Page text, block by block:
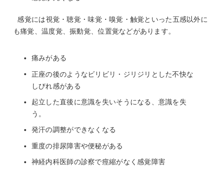
感覚には視覚・聴覚・味覚・嗅覚・触覚といった五感以外に
も痛覚、温度覚、振動覚、位置覚などがあります。
痛みがある
正座の後のようなビリビリ・ジリジリとした不快な
しびれ感がある
起立した直後に意識を失いそうになる、意識を失
う。
発汗の調整ができなくなる
重度の排尿障害や便秘がある
神経内科医師の診察で痙縮がなく感覚障害